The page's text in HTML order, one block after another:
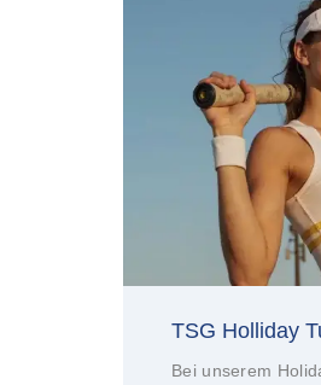
TSG Holliday
Bei unserem